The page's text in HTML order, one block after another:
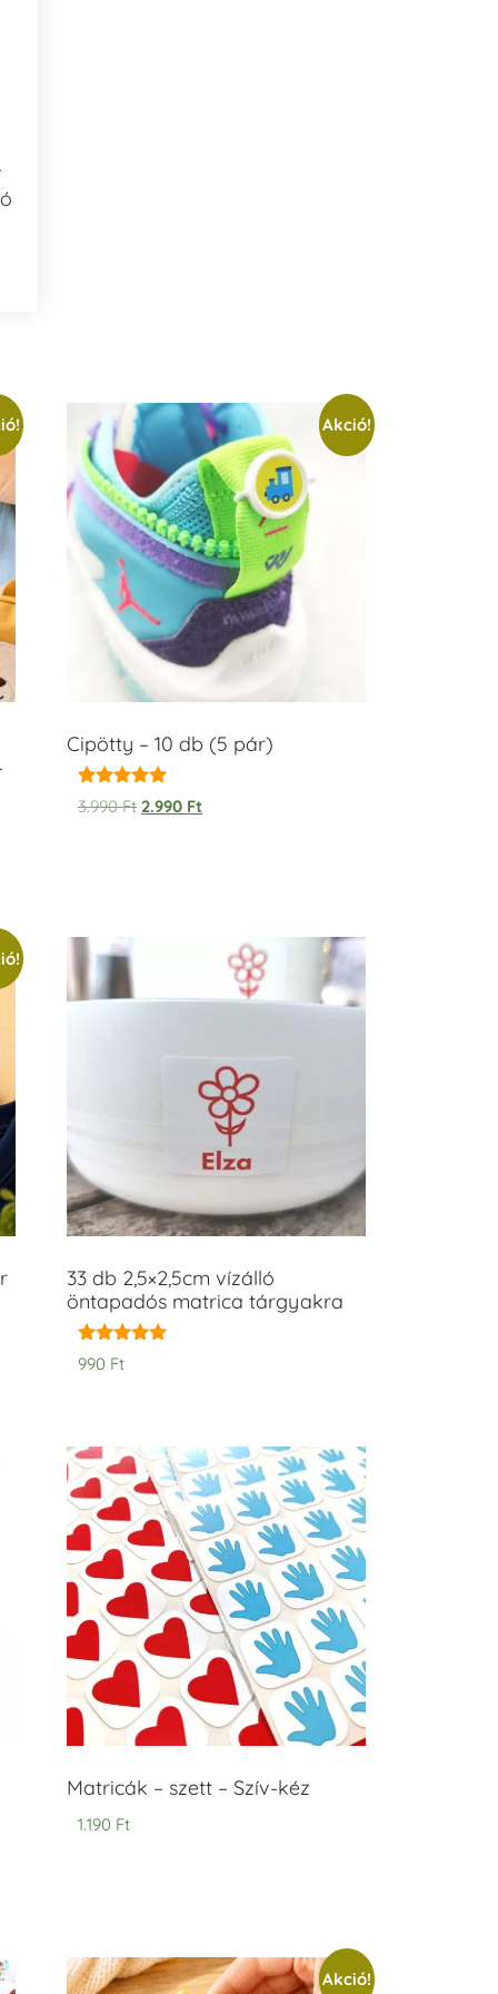
Akció!
Cipötty – 10 db (5 pár)
Értékelés:
5.00
3.990Ft 2.990 Ft
33 db 2,5×2,5cm vízálló
öntapadós matrica tárgyakra
Értékelés:
5.00
990 Ft
Matricák – szett – Szív-kéz
1.190 Ft
Akció!